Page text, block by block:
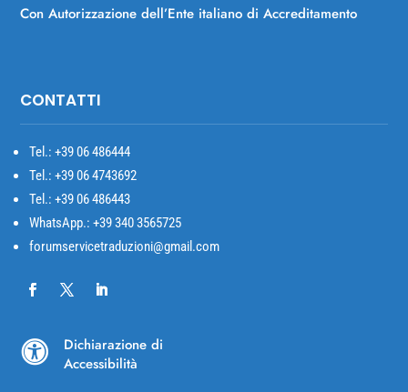
Con Autorizzazione dell’Ente italiano di Accreditamento
CONTATTI
Tel.: +3906 486444
Tel.: +39 06 4743692
Tel.: +39 06 486443
WhatsApp.: +39 340 3565725
forumservicetraduzioni@gmail.com

Dichiarazione di
Accessibilità